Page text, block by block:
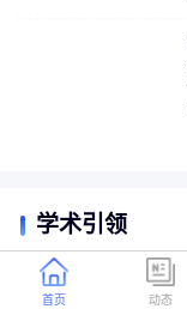
学术引领
首页 动态